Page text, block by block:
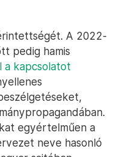
A 2022-
pedig hamis
kapcsolatot
egyértelműen a
neve hasonló